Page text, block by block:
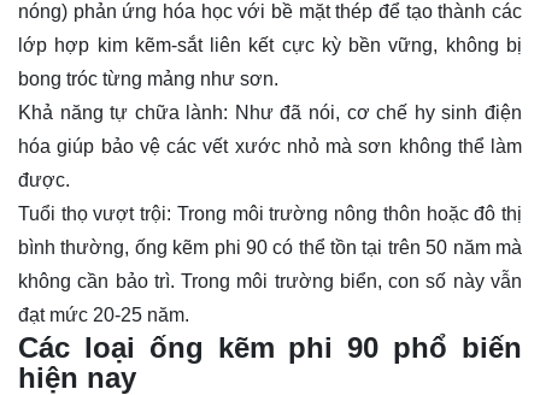
nóng) phản ứng hóa học với bề mặt thép để tạo thành các
lớp hợp kim kẽm-sắt liên kết cực kỳ bền vững, không bị
bong tróc từng mảng như sơn.
Khả năng tự chữa lành: Như đã nói, cơ chế hy sinh điện
hóa giúp bảo vệ các vết xước nhỏ mà sơn không thể làm
được.
Tuổi thọ vượt trội: Trong môi trường nông thôn hoặc đô thị
bình thường, ống kẽm phi 90 có thể tồn tại trên 50 năm mà
không cần bảo trì. Trong môi trường biển, con số này vẫn
đạt mức 20-25 năm.
Các loại ống kẽm phi 90 phổ biến
hiện nay